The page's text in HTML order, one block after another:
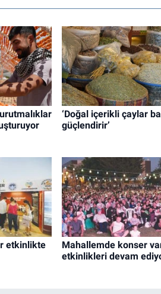
‘Doğal içerikli çaylar
güçlendirir’
etkinlikte
Mahallemde konser
etkinlikleri devam